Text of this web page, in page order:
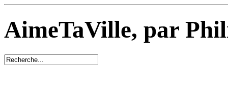
AimeTaVille, par